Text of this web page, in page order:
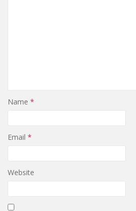
Name *
Email *
Website